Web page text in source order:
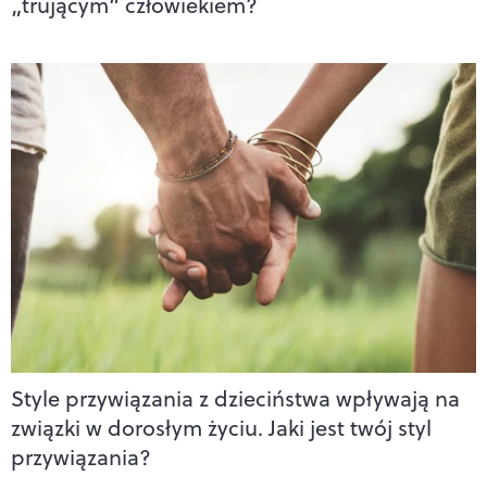
Style przywiązania z dzieciństwa wpływają na
związki w dorosłym życiu. Jaki jest twój styl
przywiązania?